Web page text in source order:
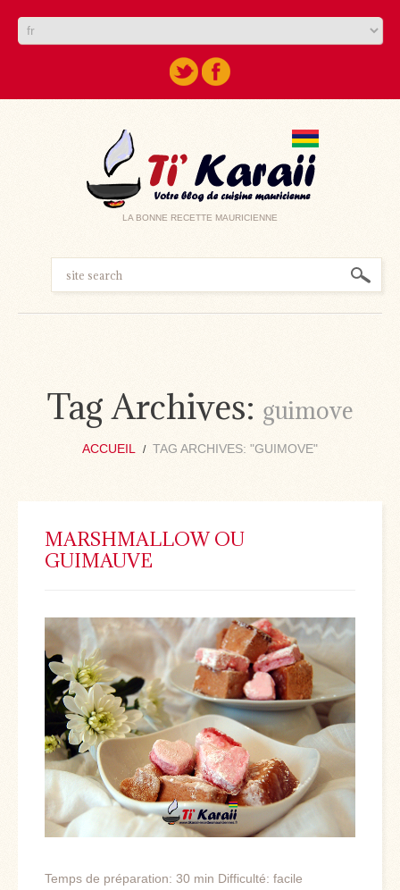
LA BONNE RECETTE MAURICIENNE
Tag Archives: guimove
ACCUEIL TAG ARCHIVES: "GUIMOVE"
MARSHMALLOW OU
GUIMAUVE
Temps de préparation: 30 min Difficulté: facile